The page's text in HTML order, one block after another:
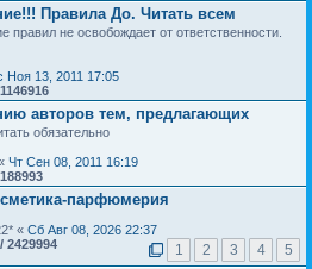
Правила До. Читать всем
правил не освобождает от ответственности.
Ноя 13, 2011 17:05
авторов тем, предлагающих
обязательно
Чт Сен 08, 2011 16:19
парфюмерия
« Сб Авг 08, 2026 22:37
2429994 1 2 3 4 5